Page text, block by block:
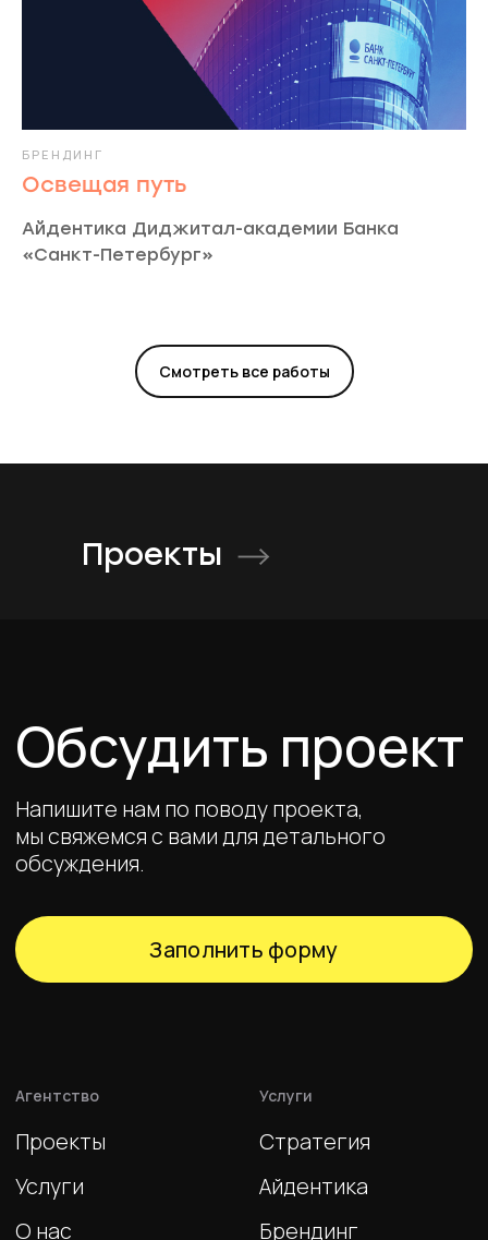
БРЕНДИНГ
Освещая путь
Айдентика Диджитал-академии Банка
«Санкт-Петербург»
Смотреть все работы
Проекты